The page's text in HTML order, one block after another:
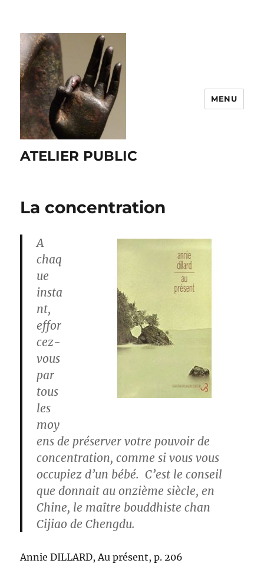
ATELIER PUBLIC
MENU
La concentration
A
chaq
ue
insta
nt,
effor
cez-
vous
par
tous
les
moy
ens de préserver votre pouvoir de
concentration, comme si vous vous
occupiez d’un bébé. C’est le conseil
que donnait au onzième siècle, en
Chine, le maître bouddhiste chan
Cijiao de Chengdu.
Annie DILLARD, Au présent, p. 206